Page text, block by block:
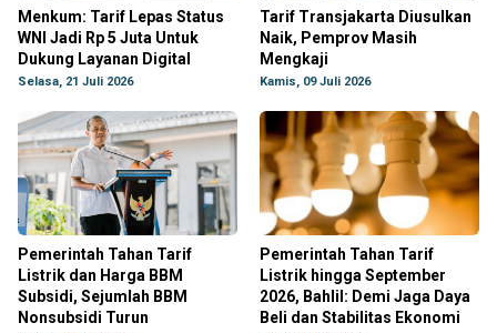
Menkum: Tarif Lepas Status
WNI Jadi Rp 5 Juta Untuk
Dukung Layanan Digital
Selasa, 21 Juli 2026
Tarif Transjakarta Diusulkan
Naik, Pemprov Masih
Mengkaji
Kamis, 09 Juli 2026
Pemerintah Tahan Tarif
Listrik dan Harga BBM
Subsidi, Sejumlah BBM
Nonsubsidi Turun
Pemerintah Tahan Tarif
Listrik hingga September
2026, Bahlil: Demi Jaga Daya
Beli dan Stabilitas Ekonomi